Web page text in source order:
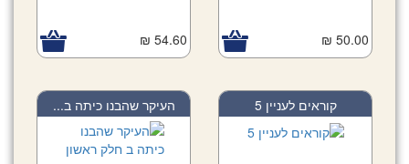
50.00 ₪
54.60 ₪
קוראים לעניין 5 העיקר שהבנו כיתה ב...